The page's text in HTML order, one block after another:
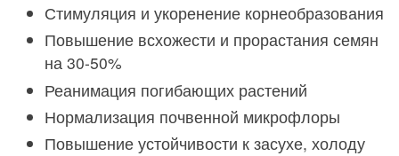
Стимуляция и укоренение корнеобразования
Повышение всхожести и прорастания семян
на 30-50%
Реанимация погибающих растений
Нормализация почвенной микрофлоры
Повышение устойчивости к засухе, холоду